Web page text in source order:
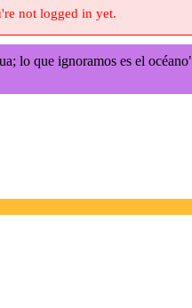
not logged in yet.
lo que ignoramos es el